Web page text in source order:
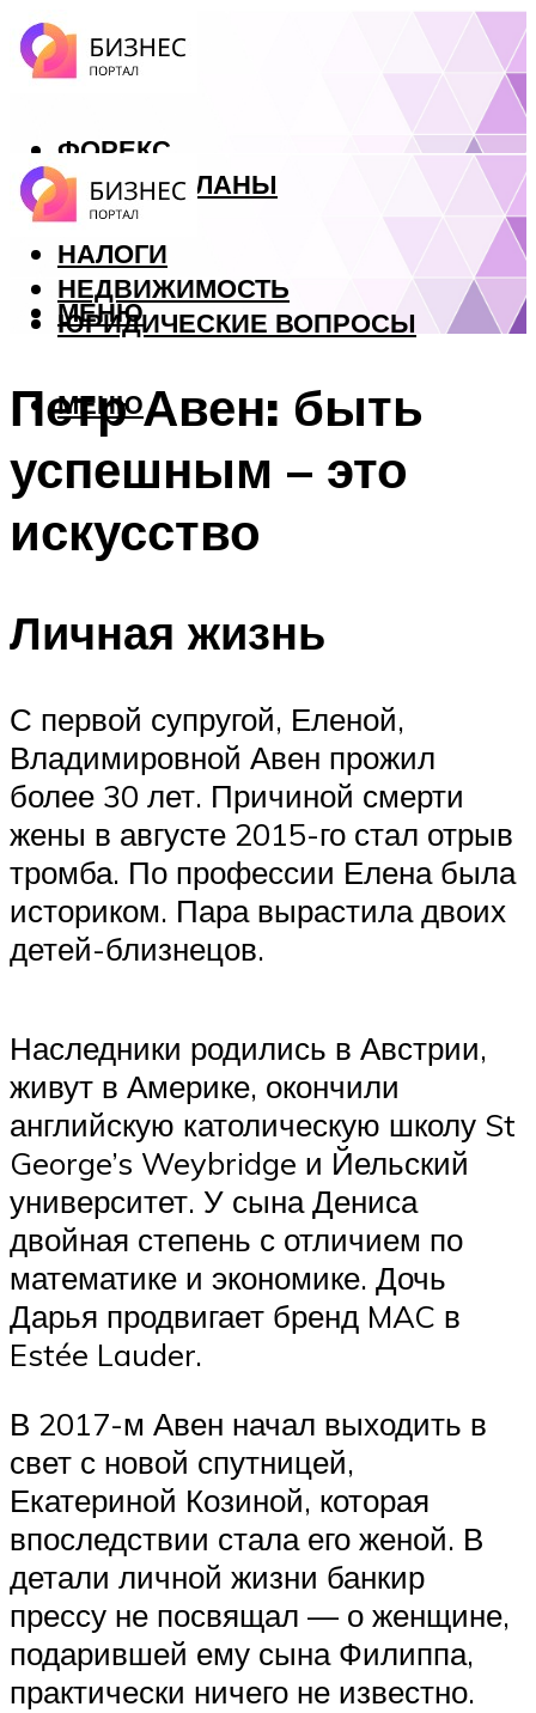
ФОРЕКС
БИЗНЕС ПЛАНЫ
КРЕДИТЫ
НАЛОГИ
НЕДВИЖИМОСТЬ
ЮРИДИЧЕСКИЕ ВОПРОСЫ
МЕНЮ
МЕНЮ
Петр Авен: быть
успешным – это
искусство
Личная жизнь
С первой супругой, Еленой,
Владимировной Авен прожил
более 30 лет. Причиной смерти
жены в августе 2015-го стал отрыв
тромба. По профессии Елена была
историком. Пара вырастила двоих
детей-близнецов.
Наследники родились в Австрии,
живут в Америке, окончили
английскую католическую школу St
George’s Weybridge и Йельский
университет. У сына Дениса
двойная степень с отличием по
математике и экономике. Дочь
Дарья продвигает бренд MAC в
Estée Lauder.
В 2017-м Авен начал выходить в
свет с новой спутницей,
Екатериной Козиной, которая
впоследствии стала его женой. В
детали личной жизни банкир
прессу не посвящал — о женщине,
подарившей ему сына Филиппа,
практически ничего не известно.